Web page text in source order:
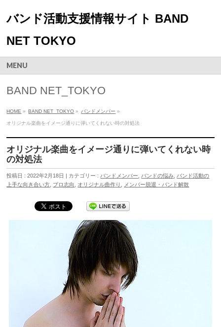
バンド活動支援情報サイト BAND
NET TOKYO
MENU
BAND NET_TOKYO
HOME » BAND NET_TOKYO » バンドメンバー »
オリジナル楽曲をイメージ通りに弾いてくれない時の対処法
オリジナル楽曲をイメージ通りに弾いてくれない時
の対処法
投稿日 : 2022年2月18日 | カテゴリー : バンドメンバー バンドの悩み バンド活動の
上手な向き合い方 プロ志向 オリジナル曲作り メンバー脱退・バンド解散